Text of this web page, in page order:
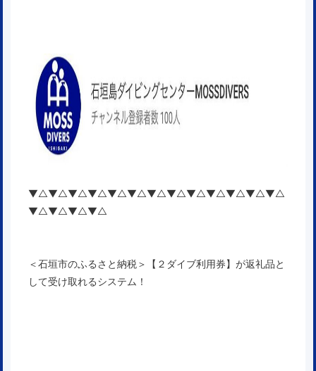
▼△▼△▼△▼△▼△▼△▼△▼△▼△▼△▼△▼△▼△
▼△▼△▼△▼△
＜石垣市のふるさと納税＞【２ダイブ利用券】が返礼品と
して受け取れるシステム！